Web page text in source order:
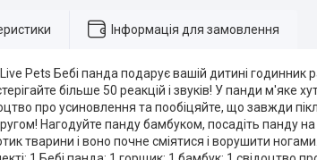
Інформація для замовлення
Pets Бебі панда подарує вашій дитині годинник
більше 50 реакцій і звуків! У панди м'яке
про усиновлення та пообіцяйте, що завжди
Нагодуйте панду бамбуком, посадіть панду на
тварини і воно почне сміятися і ворушити ногами.